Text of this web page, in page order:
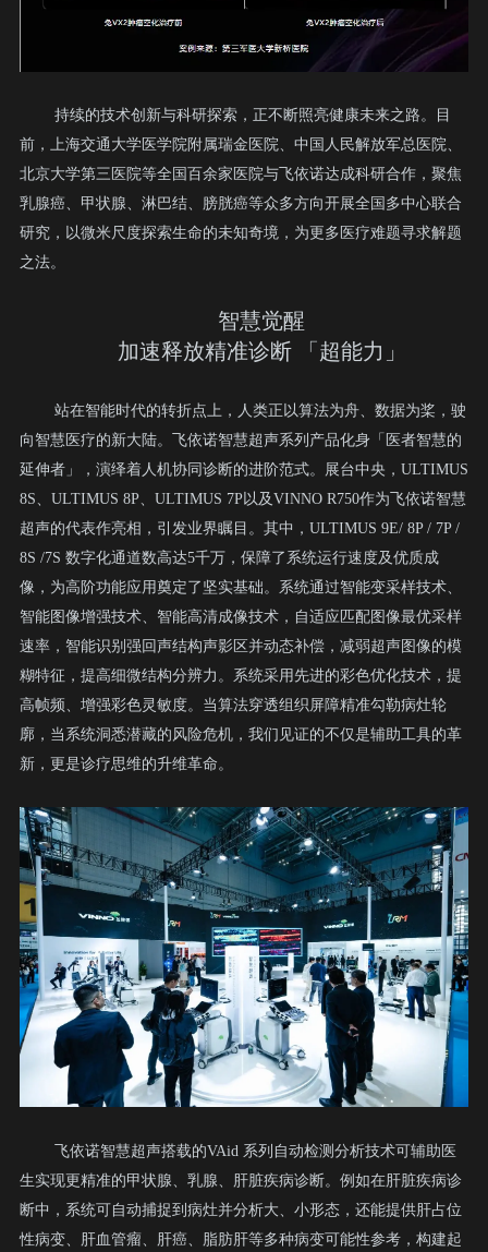
持续的技术创新与科研探索，正不断照亮健康未来之路。目
前，上海交通大学医学院附属瑞金医院、中国人民解放军总医院、
北京大学第三医院等全国百余家医院与飞依诺达成科研合作，聚焦
乳腺癌、甲状腺、淋巴结、膀胱癌等众多方向开展全国多中心联合
研究，以微米尺度探索生命的未知奇境，为更多医疗难题寻求解题
之法。
智慧觉醒
加速释放精准诊断 「超能力」
站在智能时代的转折点上，人类正以算法为舟、数据为桨，驶
向智慧医疗的新大陆。飞依诺智慧超声系列产品化身「医者智慧的
延伸者」，演绎着人机协同诊断的进阶范式。
展台中央，ULTIMUS
8S、 ULTIMUS 8P、 ULTIMUS 7P以及VINNO R750作为飞依诺智慧
超声的代表作亮相，引发业界瞩目。其中， ULTIMUS 9E/ 8P / 7P /
8S /7S 数字化通道数高达5千万，保障了系统运行速度及优质成
像，为高阶功能应用奠定了坚实基础。系统通过智能变采样技术、
智能图像增强技术、智能高清成像技术，自适应匹配图像最优采样
速率，智能识别强回声结构声影区并动态补偿，减弱超声图像的模
糊特征，提高细微结构分辨力。系统采用先进的彩色优化技术，提
高帧频、增强彩色灵敏度。 当算法穿透组织屏障精准勾勒病灶轮
廓，当系统洞悉潜藏的风险危机，我们见证的不仅是辅助工具的革
新，更是诊疗思维的升维革命。
飞依诺智慧超声搭载的VAid 系列自动检测分析技术可辅助医
生实现更精准的甲状腺、乳腺、肝脏疾病诊断。例如在肝脏疾病诊
断中，系统可自动捕捉到病灶并分析大、小形态，还能提供肝占位
性病变、肝血管瘤、肝癌、脂肪肝等多种病变可能性参考，构建起